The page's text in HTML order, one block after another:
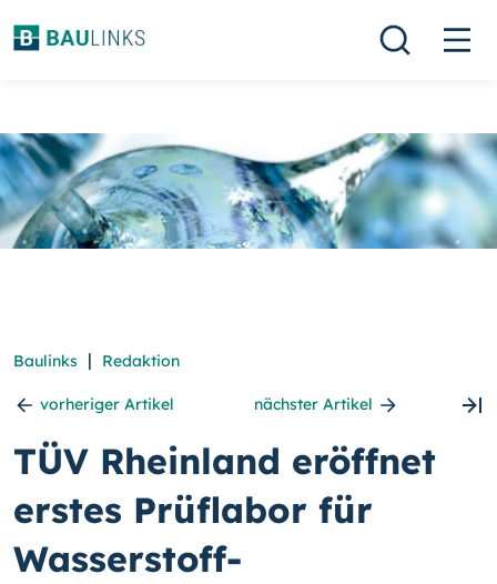
Baulinks | Redaktion
vorheriger Artikel nächster Artikel
TÜV Rheinland eröffnet
erstes Prüflabor für
Wasserstoff-